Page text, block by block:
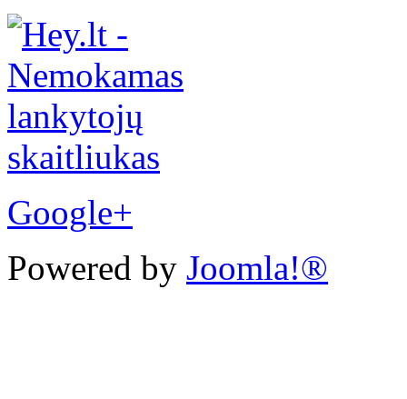
Google+
Powered by Joomla!®